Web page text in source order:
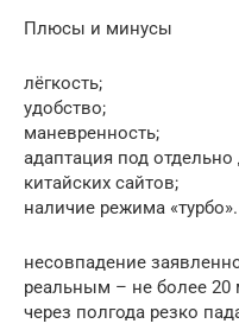
Плюсы и минусы
лёгкость;
удобство;
маневренность;
адаптация под
китайских сайтов;
наличие режима «турбо».
несовпадение
реальным – не более 20
через полгода резко